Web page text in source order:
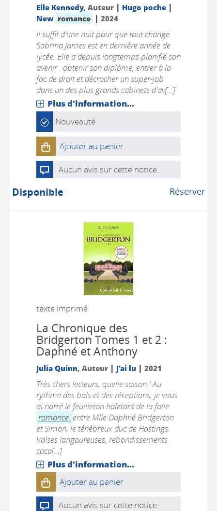
Elle Kennedy, Auteur | Hugo poche|
New romance | 2024
Il suffit d'une nuit pour que tout change.
Sabrina James est en dernière année de
lycée. Elle a depuis longtemps planifié son
avenir : obtenir son diplôme, entrer à la
fac de droit et décrocher un super-job
dans un des plus grands cabinets d'av[...]
Plus d'information...
Nouveauté
Ajouter au panier
Aucun avis sur cette notice.
Réserver
Disponible
texte imprimé
La Chronique des
Bridgerton Tomes 1 et 2 :
Daphné et Anthony
Julia Quinn, Auteur | J'ai lu | 2021
Très chers lecteurs, quelle saison ! Au
rythme des bals et des réceptions, je vous
ai narré le feuilleton haletant de la folle
romance entre Mlle Daphné Bridgerton
et Simon, le ténébreux duc de Hastings.
Valses langoureuses, rebondissements
coca[...]
Plus d'information...
Ajouter au panier
Aucun avis sur cette notice.